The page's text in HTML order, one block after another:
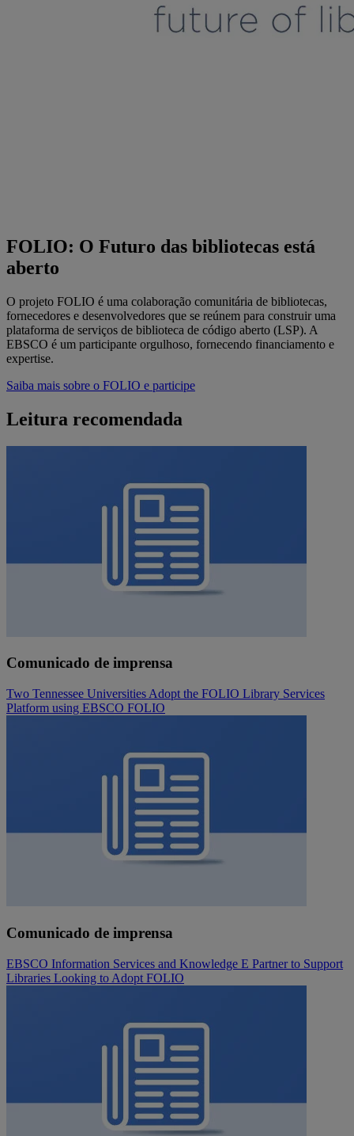
FOLIO: O Futuro das bibliotecas está
aberto
O projeto FOLIO é uma colaboração comunitária de bibliotecas,
fornecedores e desenvolvedores que se reúnem para construir uma
plataforma de serviços de biblioteca de código aberto (LSP). A
EBSCO é um participante orgulhoso, fornecendo financiamento e
expertise.
Saiba mais sobre o FOLIO e participe
Leitura recomendada
Comunicado de imprensa
Two Tennessee Universities Adopt the FOLIO Library Services
Platform using EBSCO FOLIO
Comunicado de imprensa
EBSCO Information Services and Knowledge E Partner to Support
Libraries Looking to Adopt FOLIO